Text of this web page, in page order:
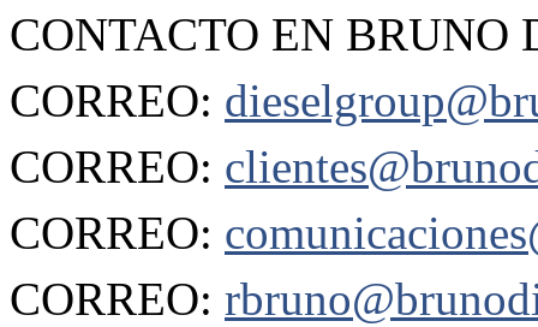
CONTACTO EN BRUNO
CORREO:
CORREO:
CORREO:
CORREO: